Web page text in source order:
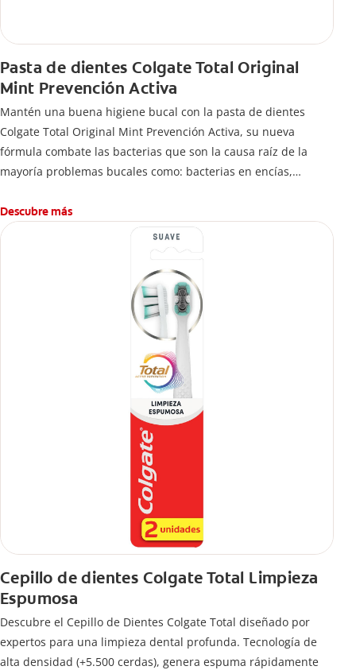
Pasta de dientes Colgate Total Original
Mint Prevención Activa
Mantén una buena higiene bucal con la pasta de dientes
Colgate Total Original Mint Prevención Activa, su nueva
fórmula combate las bacterias que son la causa raíz de la
mayoría problemas bucales como: bacterias en encías,
caries.
Descubre más
Cepillo de dientes Colgate Total Limpieza
Espumosa
Descubre el Cepillo de Dientes Colgate Total diseñado por
expertos para una limpieza dental profunda. Tecnología de
alta densidad (+5.500 cerdas), genera espuma rápidamente